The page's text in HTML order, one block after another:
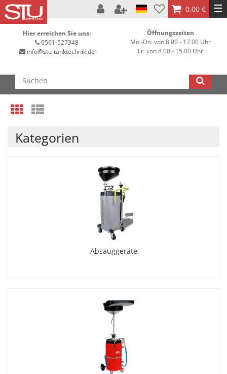
0,00 € ☰
Hier erreichen Sie uns:
0561-527348
info@stu-tanktechnik.de
Öffnungszeiten
Mo.-Do. von 8.00 - 17.00 Uhr
Fr. von 8.00 - 15.00 Uhr
Kategorien
Absauggeräte